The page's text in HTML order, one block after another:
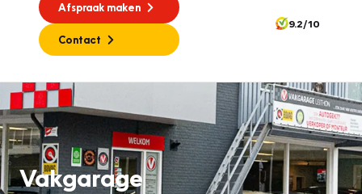
Afspraak maken
Contact
9.2/10
Vakgarage